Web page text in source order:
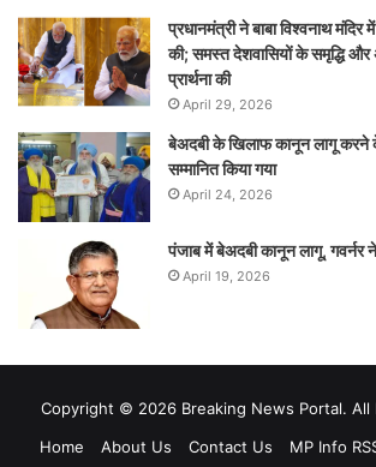
प्रधानमंत्री ने बाबा विश्वनाथ
की; समस्‍त देशवासियों के समृद्धि
प्रार्थना की
April 29, 2026
बेअदबी के खिलाफ कानून लागू करने
सम्मानित किया गया
April 24, 2026
पंजाब में बेअदबी कानून लागू, गवर्नर
April 19, 2026
Copyright © 2026 Breaking News Portal. All
Home
About Us Contact Us MP Info